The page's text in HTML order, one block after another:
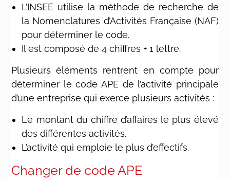
L’INSEE utilise la méthode de recherche de
la Nomenclatures d’Activités Française (NAF)
pour déterminer le code.
Il est composé de 4 chiffres + 1 lettre.
Plusieurs éléments rentrent en compte pour
déterminer le code APE de l’activité principale
d’une entreprise qui exerce plusieurs activités :
Le montant du chiffre d’affaires le plus élevé
des différentes activités.
L’activité qui emploie le plus d’effectifs.
Changer de code APE